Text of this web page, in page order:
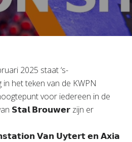
2025 staat ‘s-
het teken van de KWPN
voor iedereen in de
𝗦𝘁𝗮𝗹 𝗕𝗿𝗼𝘂𝘄𝗲𝗿 zijn er
𝗩𝗮𝗻 𝗨𝘆𝘁𝗲𝗿𝘁 𝗲𝗻 𝗔𝘅𝗶𝗮